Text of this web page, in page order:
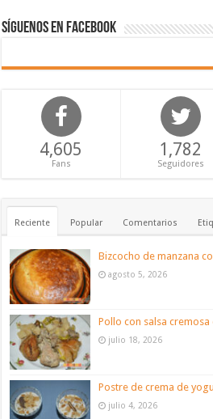
Síguenos en Facebook
4,605
Fans
1,782
Seguidores
Reciente Popular Comentarios
Bizcocho de manzana
agosto 5, 2026
Pollo con salsa
julio 18, 2026
Postre de crema de
julio 4, 2026